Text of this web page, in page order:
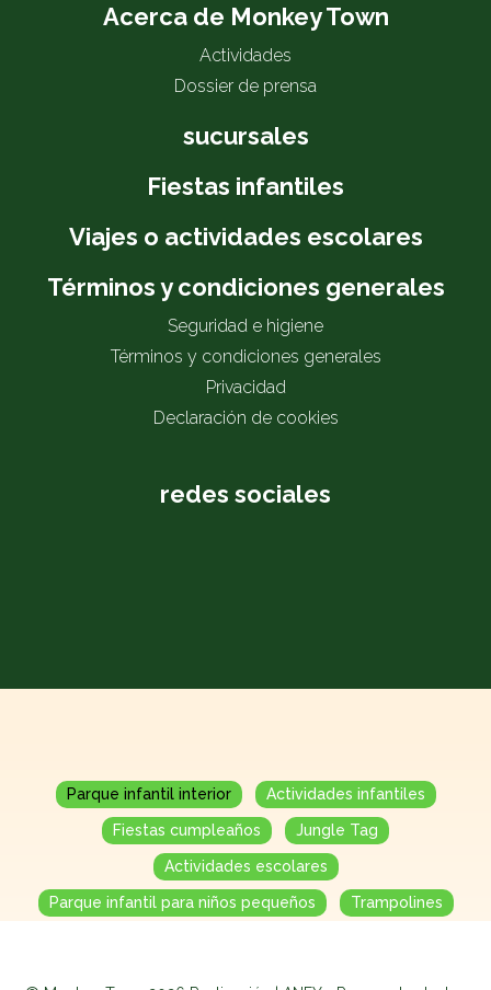
Acerca de Monkey Town
Actividades
Dossier de prensa
sucursales
Fiestas infantiles
Viajes o actividades escolares
Términos y condiciones generales
Seguridad e higiene
Términos y condiciones generales
Privacidad
Declaración de cookies
redes sociales
Parque infantil interior Actividades infantiles
Fiestas cumpleaños Jungle Tag
Actividades escolares
Parque infantil para niños pequeños Trampolines